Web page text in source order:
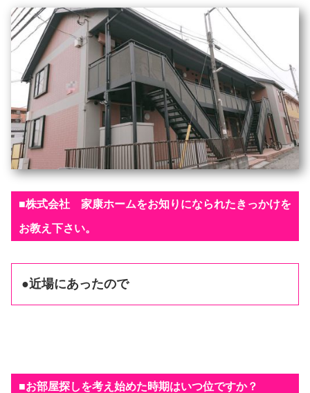
■株式会社 家康ホームをお知りになられたきっかけを
お教え下さい。
●近場にあったので
■お部屋探しを考え始めた時期はいつ位ですか？